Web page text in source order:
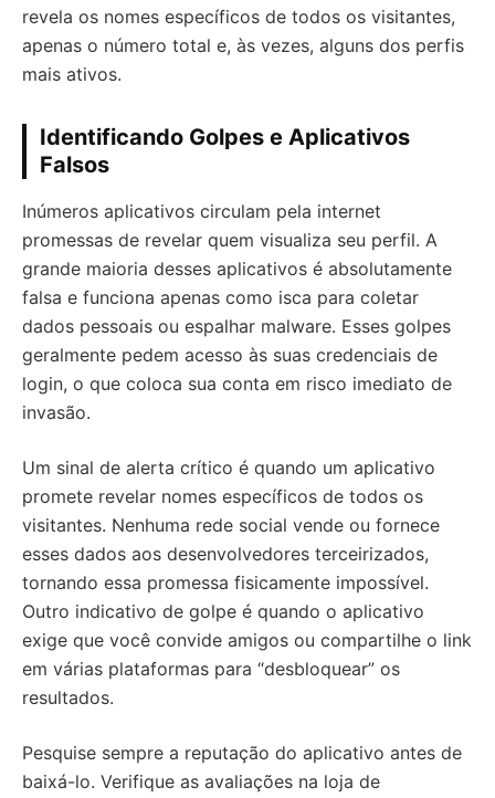
revela os nomes específicos de todos os visitantes,
apenas o número total e, às vezes, alguns dos perfis
mais ativos.
Identificando Golpes e Aplicativos
Falsos
Inúmeros aplicativos circulam pela internet
promessas de revelar quem visualiza seu perfil. A
grande maioria desses aplicativos é absolutamente
falsa e funciona apenas como isca para coletar
dados pessoais ou espalhar malware. Esses golpes
geralmente pedem acesso às suas credenciais de
login, o que coloca sua conta em risco imediato de
invasão.
Um sinal de alerta crítico é quando um aplicativo
promete revelar nomes específicos de todos os
visitantes. Nenhuma rede social vende ou fornece
esses dados aos desenvolvedores terceirizados,
tornando essa promessa fisicamente impossível.
Outro indicativo de golpe é quando o aplicativo
exige que você convide amigos ou compartilhe o link
em várias plataformas para “desbloquear” os
resultados.
Pesquise sempre a reputação do aplicativo antes de
baixá-lo. Verifique as avaliações na loja de